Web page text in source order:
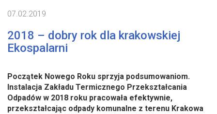
07.02.2019
2018 – dobry rok dla krakowskiej
Ekospalarni
Początek Nowego Roku sprzyja podsumowaniom.
Instalacja Zakładu Termicznego Przekształcania
Odpadów w 2018 roku pracowała efektywnie,
przekształcając odpady komunalne z terenu Krakowa